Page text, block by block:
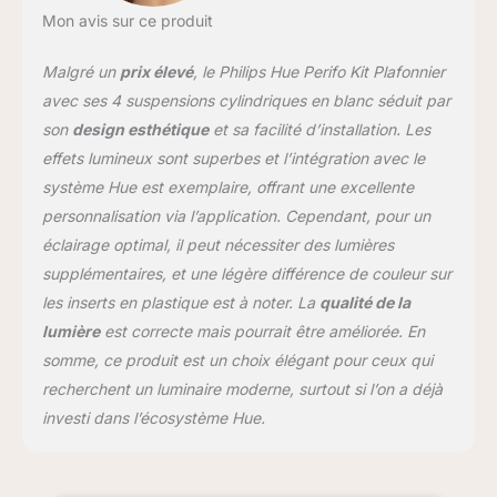
contient une source
lumineuse de classe
d'efficacité énergétique f
Mon avis sur ce produit
Malgré un prix élevé, le Philips Hue Perifo Kit Plafonnier
avec ses 4 suspensions cylindriques en blanc séduit par
son design esthétiqueet sa facilité d’installation. Les
effets lumineux sont superbes et l’intégration avec le
système Hue est exemplaire, offrant une excellente
personnalisation via l’application. Cependant, pour un
éclairage optimal, il peut nécessiter des lumières
supplémentaires, et une légère différence de couleur sur
les inserts en plastique est à noter. La qualité de la
lumièreest correcte mais pourrait être améliorée. En
somme, ce produit est un choix élégant pour ceux qui
recherchent un luminaire moderne, surtout si l’on a déjà
investi dans l’écosystème Hue.